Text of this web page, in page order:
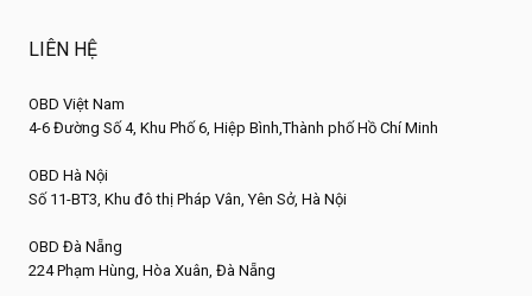
LIÊN HỆ
OBD Việt Nam
4-6 Đường Số 4, Khu Phố 6, Hiệp Bình,Thành phố Hồ Chí Minh
OBD Hà Nội
Số 11-BT3, Khu đô thị Pháp Vân, Yên Sở, Hà Nội
OBD Đà Nẵng
224 Phạm Hùng, Hòa Xuân, Đà Nẵng